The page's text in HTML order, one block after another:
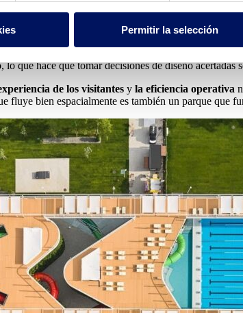
Permitir la selección
funciona en la intersección de varias disciplinas
del agua, tematización y arquitectura
de la carga de bañistas, el dimensionamiento de la
que hace que tomar decisiones de diseño acertadas
de los visitantes y la eficiencia operativa
fluye bien espacialmente es también un parque que